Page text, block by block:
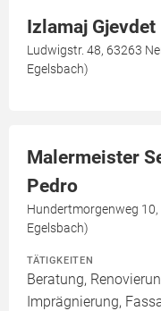
Izlamaj Gjevdet
Ludwigstr. 48, 63263
Egelsbach)
Malermeister
Pedro
Hundertmorgenweg
Egelsbach)
TÄTIGKEITEN
Beratung,
Imprägnierung,